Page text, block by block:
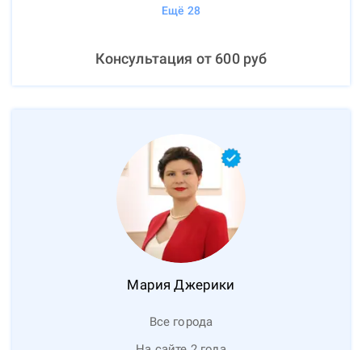
Ещё 28
Консультация от 600руб
Мария Джерики
Все города